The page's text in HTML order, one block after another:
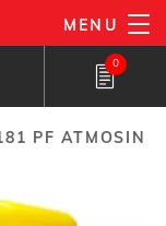
MENU
0
添加至我的清单
PF ATMOSIN